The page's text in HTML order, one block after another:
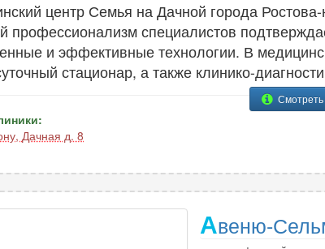
центр Семья на Дачной города
профессионализм специалистов
и эффективные технологии. В
стационар, а также клинико-
, Дачная д. 8
Авеню-